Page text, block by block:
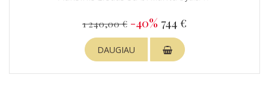
1 240,00 € -40% 744 €
DAUGIAU